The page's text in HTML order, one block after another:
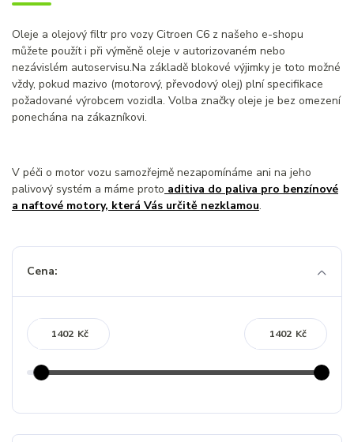
Oleje a olejový filtr pro vozy Citroen C6 z našeho e-shopu
můžete použít i při výměně oleje v autorizovaném nebo
nezávislém autoservisu.Na základě blokové výjimky je toto možné
vždy, pokud mazivo (motorový, převodový olej) plní specifikace
požadované výrobcem vozidla. Volba značky oleje je bez omezení
ponechána na zákazníkovi.
V péči o motor vozu samozřejmě nezapomínáme ani na jeho
palivový systém a máme proto aditiva do paliva pro benzínové
a naftové motory, která Vás určitě nezklamou.
Cena:
Kč Kč